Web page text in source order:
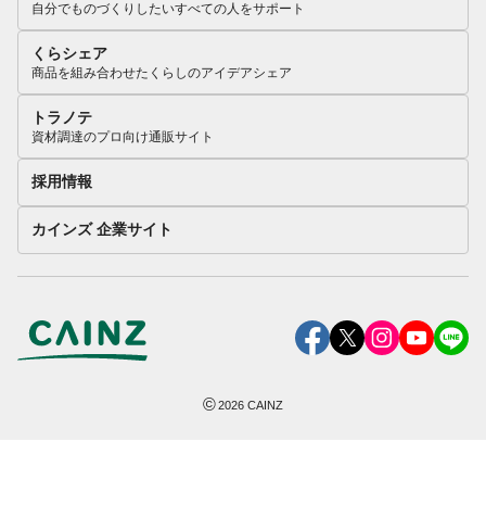
自分でものづくりしたいすべての人をサポート
くらシェア
商品を組み合わせたくらしのアイデアシェア
トラノテ
資材調達のプロ向け通販サイト
採用情報
カインズ 企業サイト
©2026 CAINZ